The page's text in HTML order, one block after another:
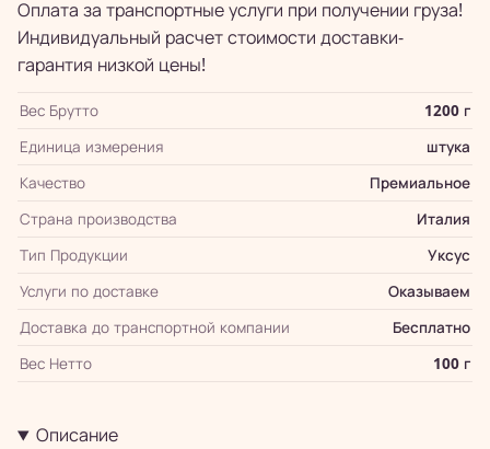
Оплата за транспортные услуги при получении груза!
Индивидуальный расчет стоимости доставки-
гарантия низкой цены!
Вес Брутто
1200 г
Единица измерения
штука
Качество
Премиальное
Страна производства
Италия
Тип Продукции
Уксус
Услуги по доставке
Оказываем
Доставка до транспортной компании
Бесплатно
Вес Нетто
100 г
Описание